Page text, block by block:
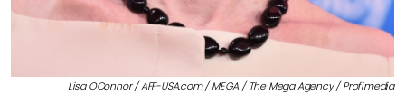
Lisa OConnor / AFF-USA.com / MEGA / The Mega Agency / Profimedia